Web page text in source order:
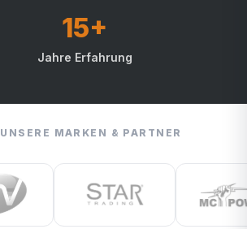
15+
Jahre Erfahrung
UNSERE MARKEN & PARTNER